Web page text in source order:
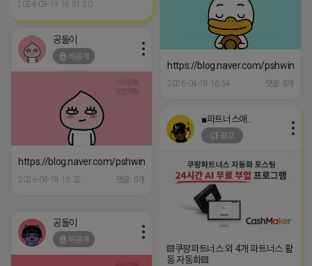
2024-09-19 18:51:20
https://blog.naver.com/pshwin2/
2026-04-18 16:54 댓글: 0개
공돌이
비공개
https://blog.naver.com/pshwin2/224066606660
2026-04-18 16:32 댓글: 0개
광고
▤쿠팡파트너스 외 4개 파트너스 활
동 자동화▤
공돌이
비공개